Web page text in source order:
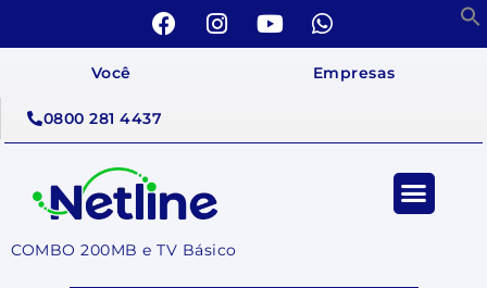
Você Empresas
0800 281 4437
COMBO 200MB e TV Básico